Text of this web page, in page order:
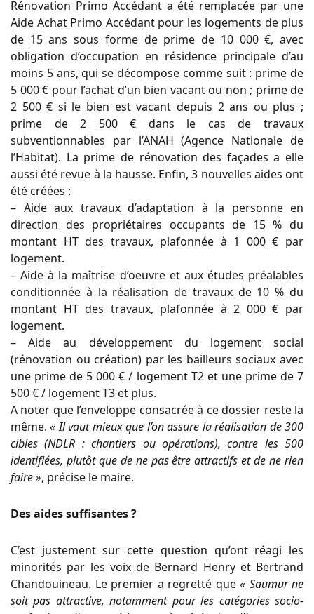
Rénovation Primo Accédant a été remplacée par une
Aide Achat Primo Accédant pour les logements de plus
de 15 ans sous forme de prime de 10 000 €, avec
obligation d’occupation en résidence principale d’au
moins 5 ans, qui se décompose comme suit : prime de
5 000 € pour l’achat d’un bien vacant ou non ; prime de
2 500 € si le bien est vacant depuis 2 ans ou plus ;
prime de 2 500 € dans le cas de travaux
subventionnables par l’ANAH (Agence Nationale de
l’Habitat). La prime de rénovation des façades a elle
aussi été revue à la hausse. Enfin, 3 nouvelles aides ont
été créées :
– Aide aux travaux d’adaptation à la personne en
direction des propriétaires occupants de 15 % du
montant HT des travaux, plafonnée à 1 000 € par
logement.
– Aide à la maîtrise d’oeuvre et aux études préalables
conditionnée à la réalisation de travaux de 10 % du
montant HT des travaux, plafonnée à 2 000 € par
logement.
– Aide au développement du logement social
(rénovation ou création) par les bailleurs sociaux avec
une prime de 5 000 € / logement T2 et une prime de 7
500 € / logement T3 et plus.
A noter que l’enveloppe consacrée à ce dossier reste la
même.« Il vaut mieux que l’on assure la réalisation de 300
cibles (NDLR : chantiers ou opérations), contre les 500
identifiées, plutôt que de ne pas être attractifs et de ne rien
faire », précise le maire.
Des aides suffisantes ?
C’est justement sur cette question qu’ont réagi les
minorités par les voix de Bernard Henry et Bertrand
Chandouineau. Le premier a regretté que « Saumur ne
soit pas attractive, notamment pour les catégories socio-